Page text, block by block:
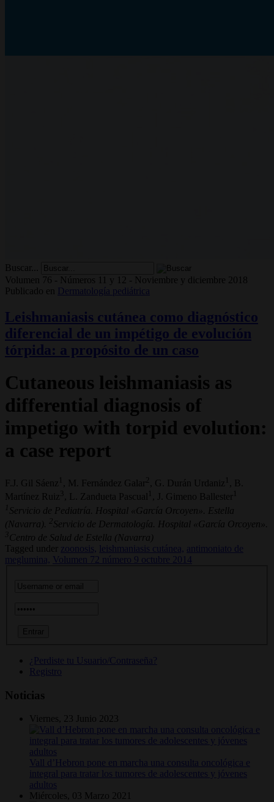
Buscar...
Volumen 76 - Números 11 y 12 - Noviembre y diciembre 2018
Publicado en
Dermatología pediátrica
Leishmaniasis cutánea como diagnóstico
diferencial de un impétigo de evolución
tórpida: a propósito de un caso
Cutaneous leishmaniasis as
differential diagnosis of
impetigo with torpid evolution:
a case report
F.J. Gil Sáenz 1 , M. Fernández Galar , G. Durán Urdaniz 1
, B.
Martínez Ruiz 3 , L. Zandueta Pascual 1 , J. Gimeno Ballester 1
1 Servicio de Pediatría. Hospital «García Orcoyen». Estella
(Navarra).
2 Servicio de Dermatología. Hospital «García Orcoyen».
3Centro de Salud de Estella (Navarra)
Tagged under
zoonosis, leishmaniasis cutánea, antimoniato de
meglumina,
Volumen 72 número 9 octubre 2014
¿Perdiste tu Usuario/Contraseña?
Registro
Noticias
Viernes, 23 Junio 2023
Vall d’Hebron pone en marcha una consulta oncológica e
integral para tratar los tumores de adolescentes y jóvenes
adultos
Miércoles, 03 Marzo 2021